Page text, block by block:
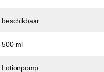
beschikbaar
500 ml
Lotionpomp